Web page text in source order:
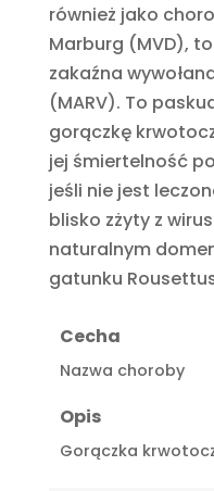
również jako
Marburg (MVD),
zakaźna
(MARV). To
gorączkę
jej śmiertelność
jeśli nie jest
blisko zżyty z
naturalnym
gatunku
Cecha
Nazwa choroby
Opis
Gorączka